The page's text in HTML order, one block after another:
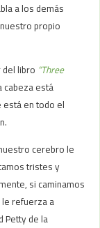
a los demás
propio
libro “Three
cabeza está
en todo el
cerebro le
tristes y
si caminamos
refuerza a
Petty de la